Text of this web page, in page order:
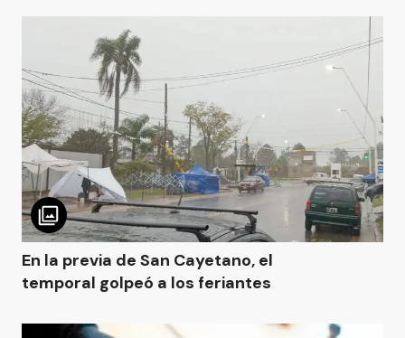
En la previa de San Cayetano, el
temporal golpeó a los feriantes